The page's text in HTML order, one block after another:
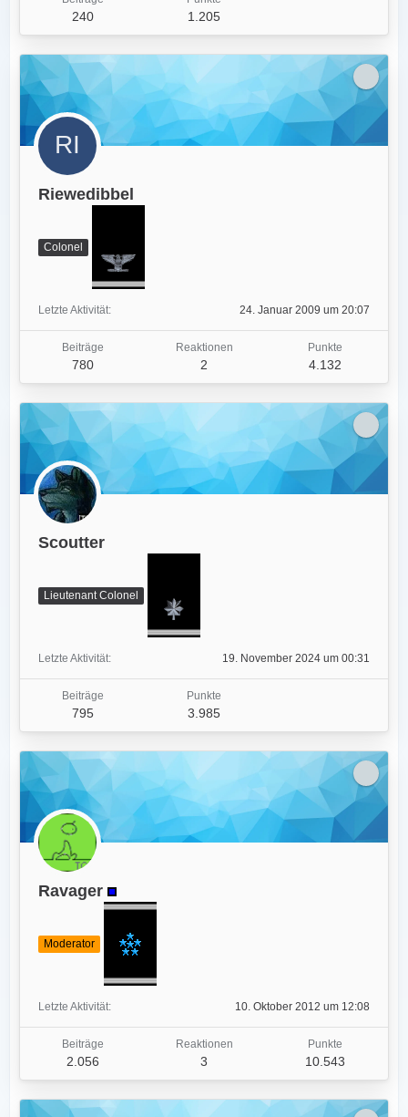
240 1.205
Riewedibbel
Colonel
Letzte Aktivität 24. Januar 2009 um 20:07
Beiträge
780
Reaktionen
2
Punkte
4.132
Scoutter
Lieutenant Colonel
Letzte Aktivität 19. November 2024 um 00:31
Beiträge
795
Punkte
3.985
Ravager
Moderator
Letzte Aktivität 10. Oktober 2012 um 12:08
Beiträge
2.056
Reaktionen
3
Punkte
10.543